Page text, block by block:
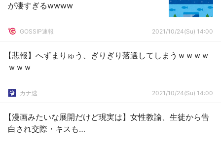
が凄すぎるwwww
GOSSIP速報 2021/10/24(Su) 14:00
【悲報】へずまりゅう、ぎりぎり落選してしまうｗｗｗｗ
ｗｗｗ
カナ速 2021/10/24(Su) 14:00
【漫画みたいな展開だけど現実は】女性教諭、生徒から告
白され交際・キスも…